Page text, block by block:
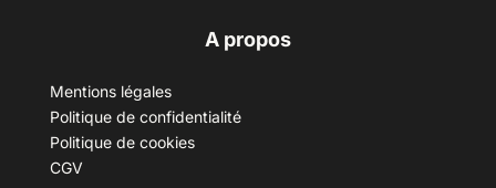
A propos
Mentions légales
Politique de confidentialité
Politique de cookies
CGV